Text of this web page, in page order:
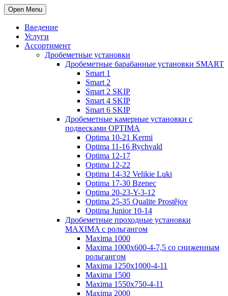
Open Menu
Введение
Услуги
Ассортимент
Дробеметные установки
Дробеметные барабанные установки SMART
Smart 1
Smart 2
Smart 2 SKIP
Smart 4 SKIP
Smart 6 SKIP
Дробеметные камерные установки с
подвесками OPTIMA
Optima 10-21 Kermi
Optima 11-16 Rychvald
Optima 12-17
Optima 12-22
Optima 14-32 Velikie Luki
Optima 17-30 Bzenec
Optima 20-23-Y-3-12
Optima 25-35 Qualite Prostějov
Optima Junior 10-14
Дробеметные проходные установки
MAXIMA с рольгангом
Maxima 1000
Maxima 1000x600-4-7,5 со сниженным
рольгангом
Maxima 1250x1000-4-11
Maxima 1500
Maxima 1550x750-4-11
Maxima 2000